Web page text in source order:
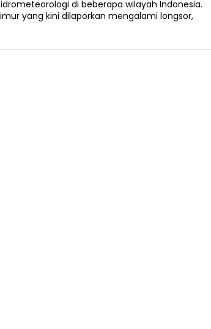
di beberapa wilayah Indonesia.
yang kini dilaporkan mengalami longsor,